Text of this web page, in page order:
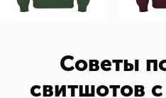
Советы
свитшотов